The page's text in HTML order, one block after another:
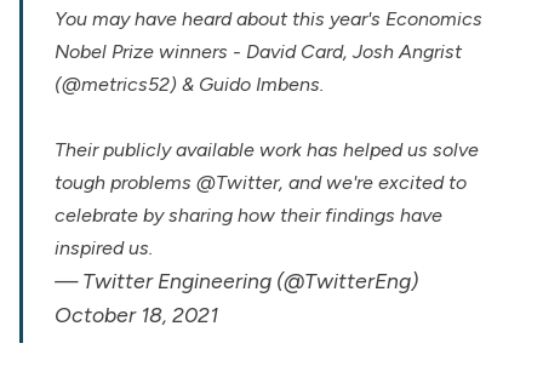
You may have heard about this year's Economics
Nobel Prize winners - David Card, Josh Angrist
(@metrics52) & Guido Imbens.
Their publicly available work has helped us solve
tough problems@Twitter, and we're excited to
celebrate by sharing how their findings have
inspired us.
— Twitter Engineering (@TwitterEng)
October 18, 2021